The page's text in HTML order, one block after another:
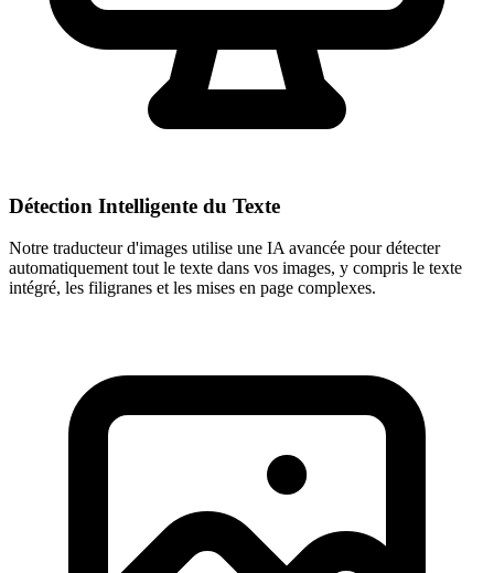
Détection Intelligente du Texte
Notre traducteur d'images utilise une IA avancée pour détecter
automatiquement tout le texte dans vos images, y compris le texte
intégré, les filigranes et les mises en page complexes.